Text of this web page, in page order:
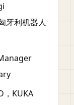
牙利机器人
，KUKA